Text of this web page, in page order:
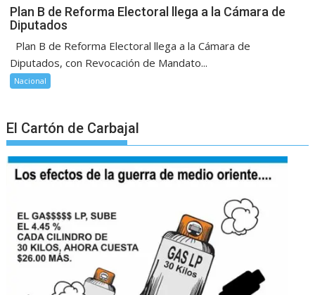
Plan B de Reforma Electoral llega a la Cámara de
Diputados
Plan B de Reforma Electoral llega a la Cámara de
Diputados, con Revocación de Mandato...
Nacional
El Cartón de Carbajal